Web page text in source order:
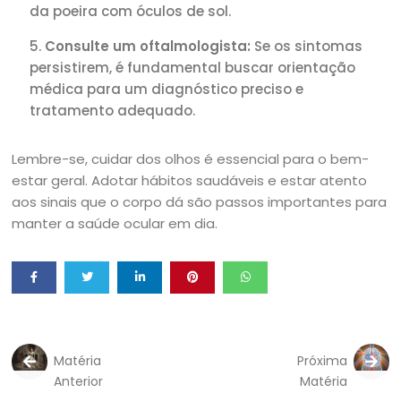
da poeira com óculos de sol.
Consulte um oftalmologista: Se os sintomas
persistirem, é fundamental buscar orientação
médica para um diagnóstico preciso e
tratamento adequado.
Lembre-se, cuidar dos olhos é essencial para o bem-
estar geral. Adotar hábitos saudáveis e estar atento
aos sinais que o corpo dá são passos importantes para
manter a saúde ocular em dia.
Matéria
Anterior
Próxima
Matéria